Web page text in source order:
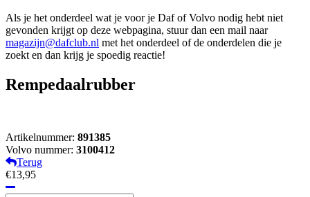
Als je het onderdeel wat je voor je Daf of Volvo nodig hebt niet
gevonden krijgt op deze webpagina, stuur dan een mail naar
magazijn@dafclub.nl met het onderdeel of de onderdelen die je
zoekt en dan krijg je spoedig reactie!
Rempedaalrubber
Artikelnummer: 891385
Volvo nummer: 3100412
Terug
€13,95